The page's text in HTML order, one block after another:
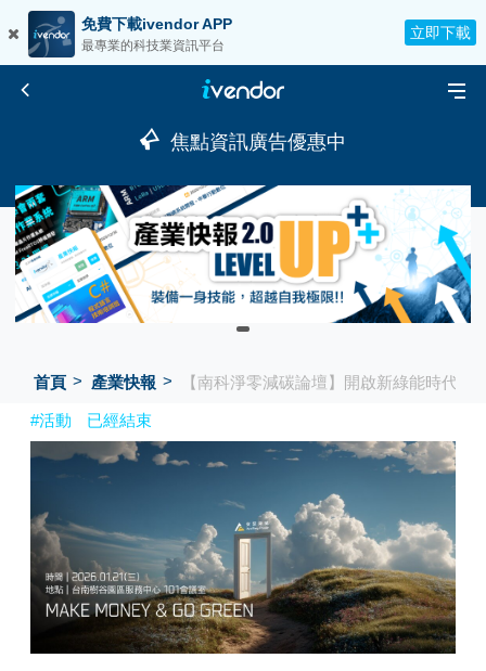
免費下載ivendor APP
最專業的科技業資訊平台
立即下載
焦點資訊廣告優惠中
首頁 產業快報 【南科淨零減碳論壇】開啟新綠能時代
#活動 已經結束